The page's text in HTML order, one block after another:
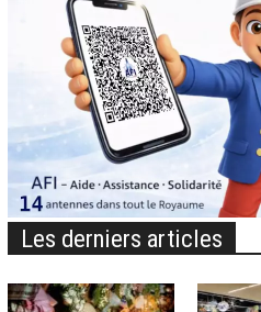
Les derniers articles